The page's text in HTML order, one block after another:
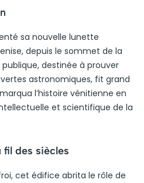
sa nouvelle lunette
depuis le sommet de la
destinée à prouver
astronomiques, fit grand
l’histoire vénitienne en
et scientifique de la
des siècles
cet édifice abrita le rôle de